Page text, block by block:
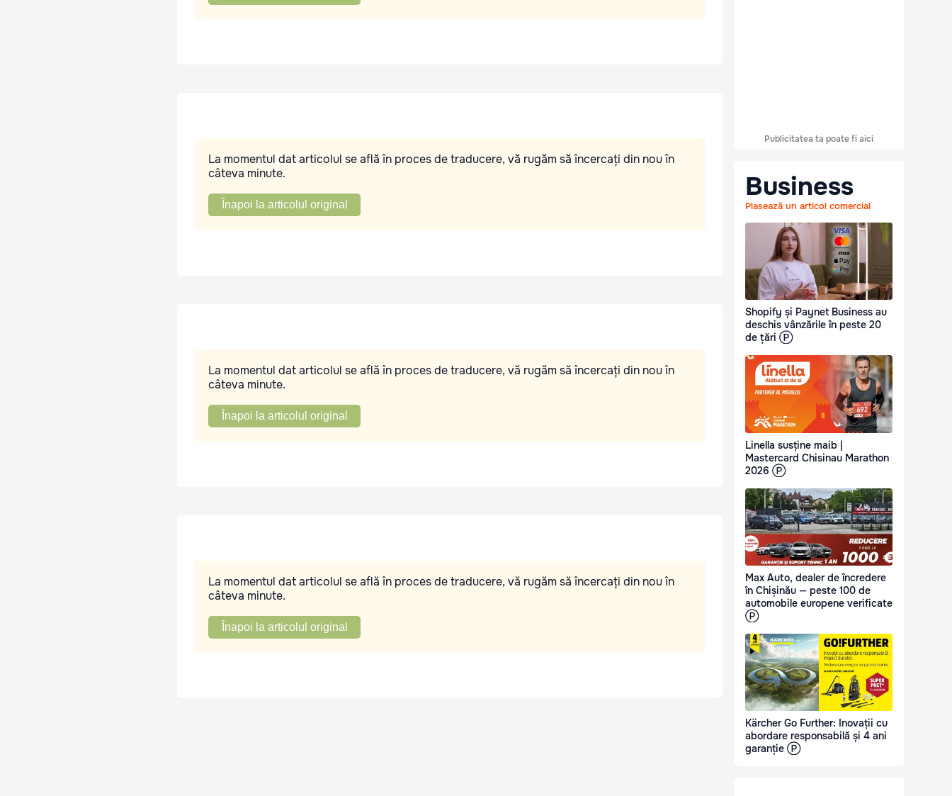
La momentul dat articolul se află în proces de traducere, vă rugăm să încercați din nou în
câteva minute.
Înapoi la articolul original
La momentul dat articolul se află în proces de traducere, vă rugăm să încercați din nou în
câteva minute.
Înapoi la articolul original
La momentul dat articolul se află în proces de traducere, vă rugăm să încercați din nou în
câteva minute.
Înapoi la articolul original
Publicitatea ta poate fi aici
Business
Plasează un articol comercial
Shopify și Paynet Business au
deschis vânzările în peste 20
de țări Ⓟ
Linella susține maib |
Mastercard Chisinau Marathon
2026 Ⓟ
Max Auto, dealer de încredere
în Chișinău — peste 100 de
automobile europene verificate
Ⓟ
Kärcher Go Further: Inovații cu
abordare responsabilă și 4 ani
garanție Ⓟ